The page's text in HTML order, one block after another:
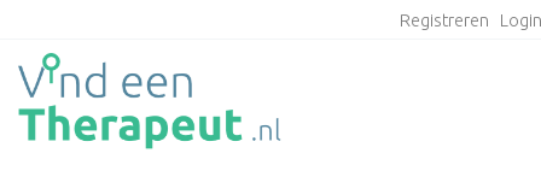
Registreren